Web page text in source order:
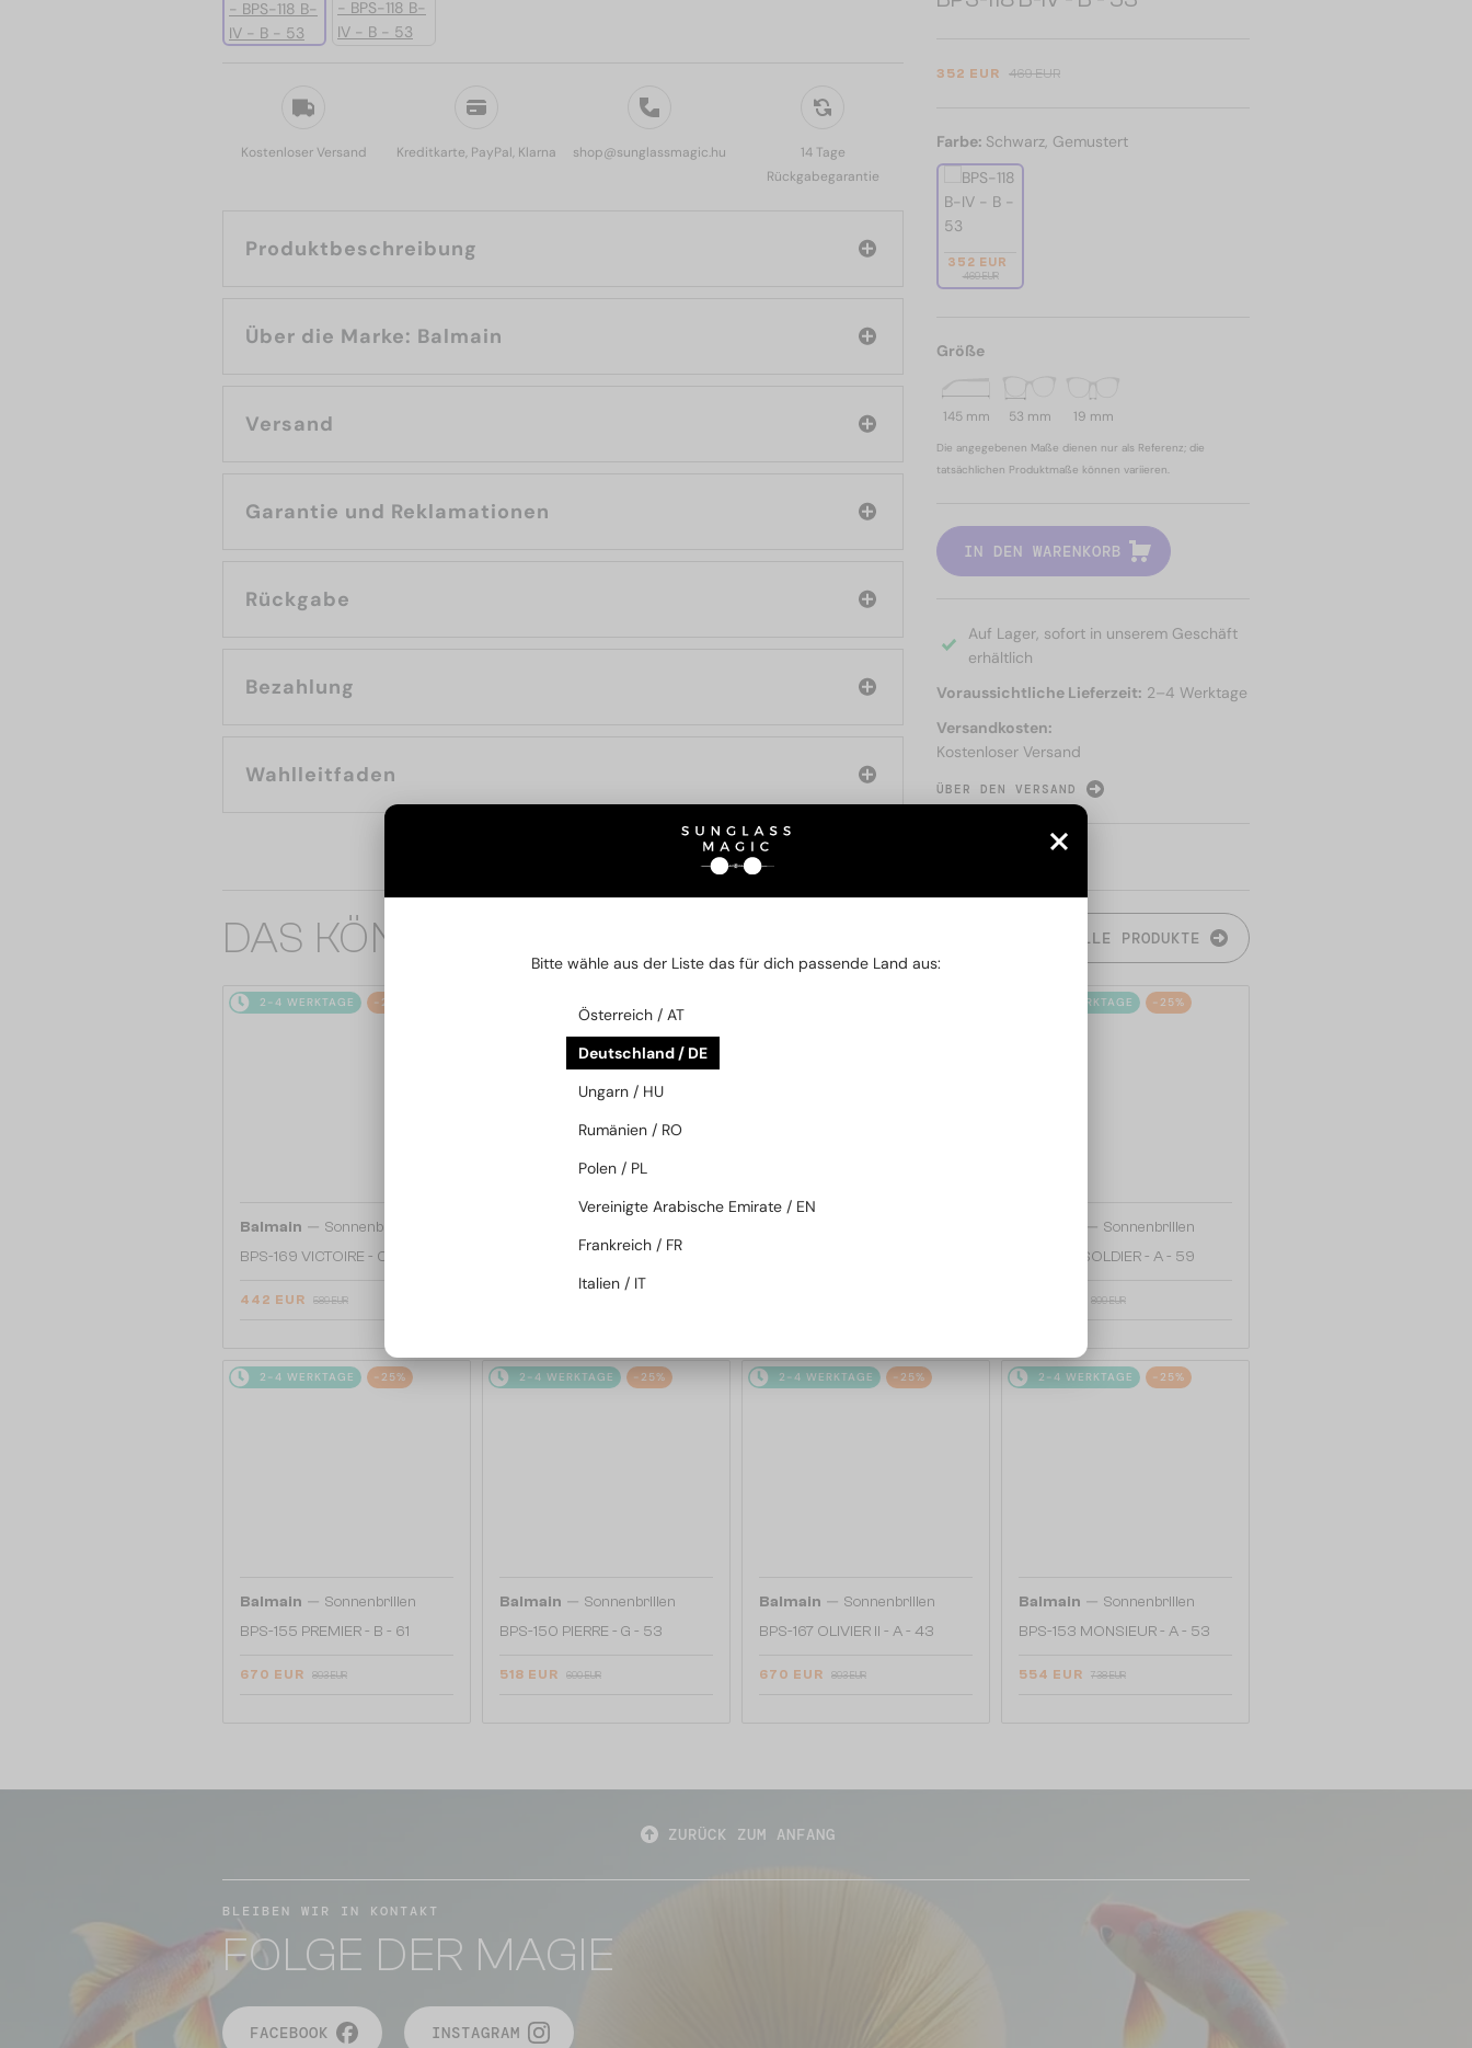
Kostenloser Versand Kreditkarte, PayPal, Klarna shop@sunglassmagic.hu
14 Tage
Rückgabegarantie
Produktbeschreibung
Über die Marke: Balmain
Versand
Garantie und Reklamationen
Rückgabe
Bezahlung
Wahlleitfaden
352 EUR 469 EUR
Farbe: Schwarz, Gemustert
352 EUR
469 EUR
Größe
145 mm 53 mm 19 mm
Die angegebenen Maße dienen nur als Referenz; die
tatsächlichen Produktmaße können variieren.
IN DEN WARENKORB
Auf Lager, sofort in unserem Geschäft
erhältlich
Voraussichtliche Lieferzeit: 2–4 Werktage
Versandkosten:
Kostenloser Versand
ÜBER DEN VERSAND
DAS KÖNNTE SIE AUCH INTERESSIEREN ALLE PRODUKTE
2-4 WERKTAGE -25%
Balmain — Sonnenbrillen
BPS-169 VICTOIRE - C - 60
442 EUR 589 EUR
BPS-169 VICTOIRE - B - 60
2-4 WERKTAGE -25%
— Sonnenbrillen
BPS-160 SOLDIER - A - 59
809 EUR
2-4 WERKTAGE -25%
Balmain — Sonnenbrillen
BPS-155 PREMIER - B - 61
670 EUR 893 EUR
2-4 WERKTAGE -25%
Balmain — Sonnenbrillen
BPS-150 PIERRE - G - 53
518 EUR 690 EUR
2-4 WERKTAGE -25%
Balmain — Sonnenbrillen
BPS-167 OLIVIER II - A - 43
670 EUR 893 EUR
2-4 WERKTAGE -25%
Balmain — Sonnenbrillen
BPS-153 MONSIEUR - A - 53
554 EUR 738 EUR
ZURÜCK ZUM ANFANG
BLEIBEN WIR IN KONTAKT
FOLGE DER MAGIE
FACEBOOK INSTAGRAM
Bitte wähle aus der Liste das für dich passende Land aus:
Österreich / AT
Deutschland / DE
Ungarn / HU
Rumänien / RO
Polen / PL
Vereinigte Arabische Emirate / EN
Frankreich / FR
Italien / IT